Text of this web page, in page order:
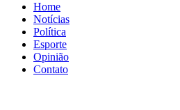
Home
Notícias
Política
Esporte
Opinião
Contato